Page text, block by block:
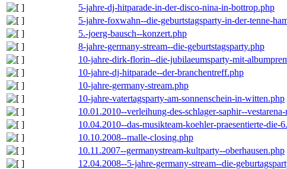
5-jahre-dj-hitparade-in-der-disco-nina-in-bottrop.php
5-jahre-foxwahn--die-geburtstagsparty-in-der-tenne-
5.-joerg-bausch--konzert.php
8-jahre-germany-stream--die-geburtstagsparty.php
10-jahre-dirk-florin--die-jubilaeumsparty-mit-
10-jahre-dj-hitparade--der-branchentreff.php
10-jahre-germany-stream.php
10-jahre-vatertagsparty-am-sonnenschein-in-witten.php
10.01.2010--verleihung-des-schlager-saphir--
10.04.2010--das-musikteam-koehler-praesentierte-die-
10.10.2008--malle-closing.php
10.11.2007--germanystream-kultparty--oberhausen.php
12.04.2008--5-jahre-germany-stream--die-